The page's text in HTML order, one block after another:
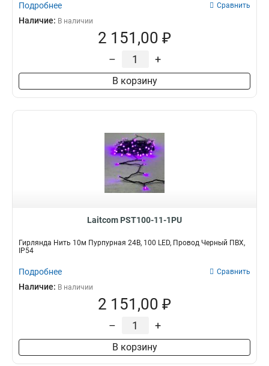
Подробнее Сравнить
Наличие: В наличии
2 151,00 ₽
– +
В корзину
Laitcom PST100-11-1PU
Гирлянда Нить 10м Пурпурная 24В, 100 LED, Провод Черный ПВХ,
IP54
Подробнее Сравнить
Наличие: В наличии
2 151,00 ₽
– +
В корзину